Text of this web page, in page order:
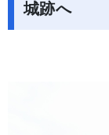
城跡へ